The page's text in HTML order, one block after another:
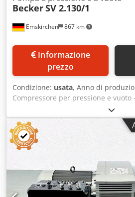
Emskirchen 867 km
BeckerSV 2.130/1
prezzo
Condizione: usata, Anno di
Compressore per pressione e vuoto
e vuoto Becker SV 2.130/1 Dodjiwu
fabbricazione / Year 1978 – Numero
Frequenza 50 Hz Velocità 2900 giri/
kW Capacità di aspirazione 130 m3/
mbar Ispezione video online tramite
accogliere la vostra visita – altri
magazzino Disponibile
ispezione Disponibile in magazzino
Norimberga – Possibilità di test